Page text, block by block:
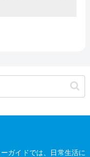
ガイドでは、日常生活に